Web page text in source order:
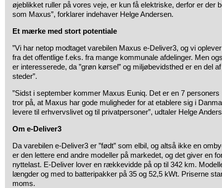
øjeblikket ruller på vores veje, er kun få elektriske, derfor er der
som Maxus”, forklarer indehaver Helge Andersen.
Et mærke med stort potentiale
”Vi har netop modtaget varebilen Maxus e-Deliver3, og vi
fra det offentlige f.eks. fra mange kommunale afdelinger. Men
er interesserede, da ”grøn kørsel” og miljøbevidsthed er en del
steder”.
”Sidst i september kommer Maxus Euniq. Det er en 7
tror på, at Maxus har gode muligheder for at etablere sig i
levere til erhvervslivet og til privatpersoner”, udtaler Helge
Om e-Deliver3
Da varebilen e-Deliver3 er ”født” som elbil, og altså ikke en
er den lettere end andre modeller på markedet, og det giver en
nyttelast. E-Deliver lover en rækkevidde på op til 342 km.
længder og med to batteripakker på 35 og 52,5 kWt. Priserne
moms.